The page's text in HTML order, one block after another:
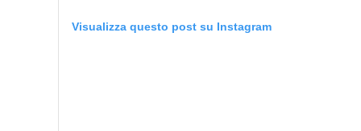
Visualizza questo post su Instagram